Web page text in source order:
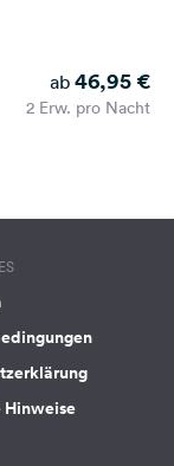
ab 46,95 €
2 Erw. pro Nacht
Hinweise